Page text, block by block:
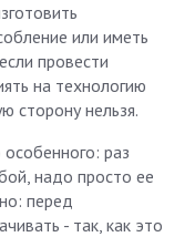
или иметь
провести
на технологию
сторону нельзя.
раз
надо просто ее
перед
- так, как это